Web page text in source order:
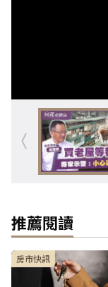
推薦閱讀
房市快訊